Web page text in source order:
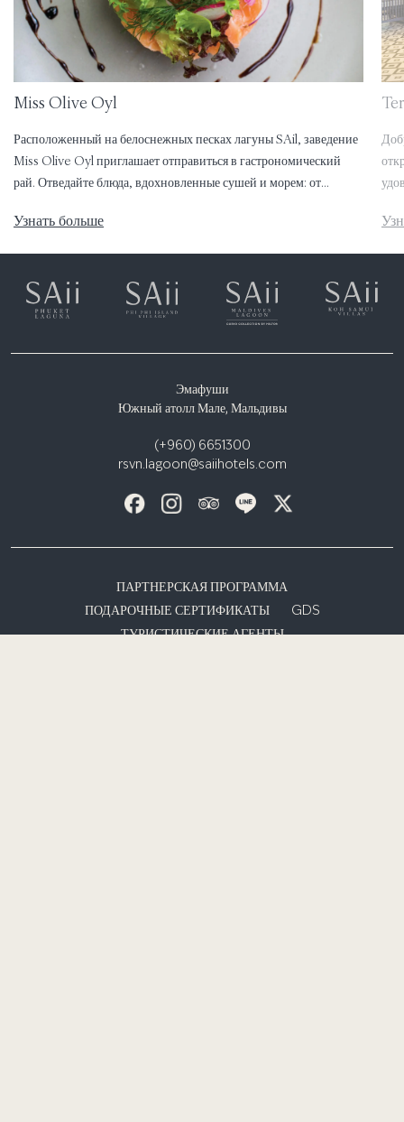
Miss Olive Oyl
Расположенный на белоснежных песках лагуны SAil, заведение
Miss Olive Oyl приглашает отправиться в гастрономический
рай. Отведайте блюда, вдохновленные сушей и морем: от
зрелого мяса.
Узнать больше
Эмафуши
Южный атолл Мале, Мальдивы
(+960) 6651300
rsvn.lagoon@saiihotels.com
ПАРТНЕРСКАЯ ПРОГРАММА
ПОДАРОЧНЫЕ СЕРТИФИКАТЫ
GDS
ТУРИСТИЧЕСКИЕ АГЕНТЫ